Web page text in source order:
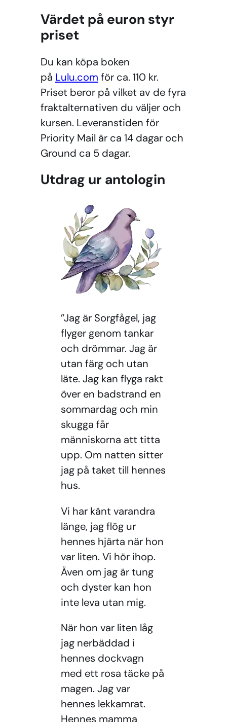
Värdet på euron styr
priset
Du kan köpa boken
på Lulu.com för ca. 110 kr.
Priset beror på vilket av de fyra
fraktalternativen du väljer och
kursen. Leveranstiden för
Priority Mail är ca 14 dagar och
Ground ca 5 dagar.
Utdrag ur antologin
”Jag är Sorgfågel, jag
flyger genom tankar
och drömmar. Jag är
utan färg och utan
läte. Jag kan flyga rakt
över en badstrand en
sommardag och min
skugga får
människorna att titta
upp. Om natten sitter
jag på taket till hennes
hus.
Vi har känt varandra
länge, jag flög ur
hennes hjärta när hon
var liten. Vi hör ihop.
Även om jag är tung
och dyster kan hon
inte leva utan mig.
När hon var liten låg
jag nerbäddad i
hennes dockvagn
med ett rosa täcke på
magen. Jag var
hennes lekkamrat.
Hennes mamma